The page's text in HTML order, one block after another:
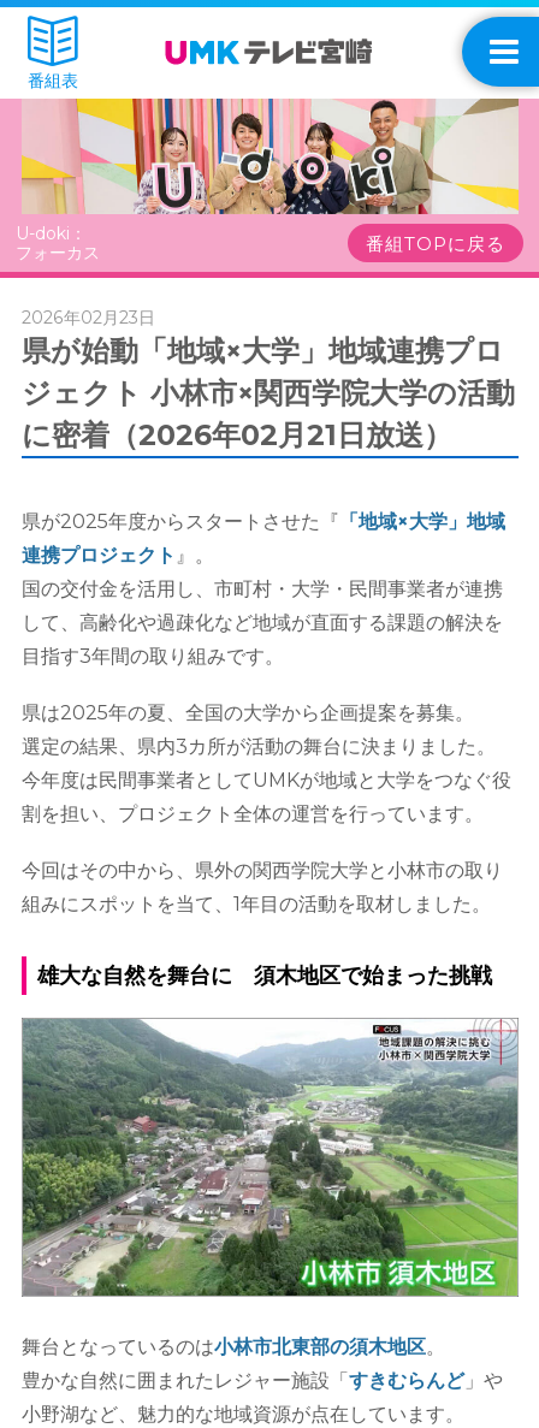
番組表
U-doki：
フォーカス
番組TOPに戻る
2026年02月23日
県が始動「地域×大学」地域連携プロ
ジェクト 小林市×関西学院大学の活動
に密着（2026年02月21日放送）
県が2025年度からスタートさせた『 「地域×大学」地域
連携プロジェクト 』。
国の交付金を活用し、市町村・大学・民間事業者が連携
して、高齢化や過疎化など地域が直面する課題の解決を
目指す3年間の取り組みです。
県は2025年の夏、全国の大学から企画提案を募集。
選定の結果、県内3カ所が活動の舞台に決まりました。
今年度は民間事業者としてUMKが地域と大学をつなぐ役
割を担い、プロジェクト全体の運営を行っています。
今回はその中から、県外の関西学院大学と小林市の取り
組みにスポットを当て、1年目の活動を取材しました。
雄大な自然を舞台に 須木地区で始まった挑戦
舞台となっているのは小林市北東部の須木地区。
豊かな自然に囲まれたレジャー施設「すきむらんど」や
小野湖など、魅力的な地域資源が点在しています。